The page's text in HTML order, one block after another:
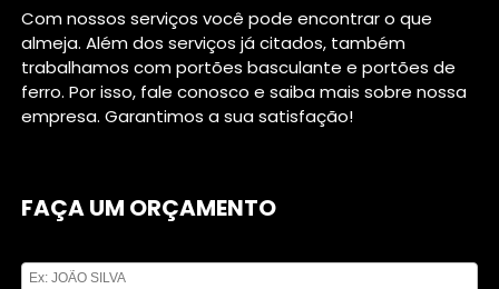
Com nossos serviços você pode encontrar o que
almeja. Além dos serviços já citados, também
trabalhamos com portões basculante e portões de
ferro. Por isso, fale conosco e saiba mais sobre nossa
empresa. Garantimos a sua satisfação!
FAÇA UM ORÇAMENTO